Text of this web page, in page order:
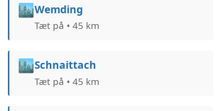
🏙️Wemding
Tæt på • 45 km
🏙️Schnaittach
Tæt på • 45 km